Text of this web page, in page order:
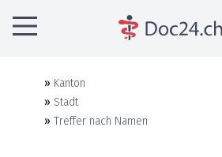
» Kanton
» Stadt
» Treffer nach Namen